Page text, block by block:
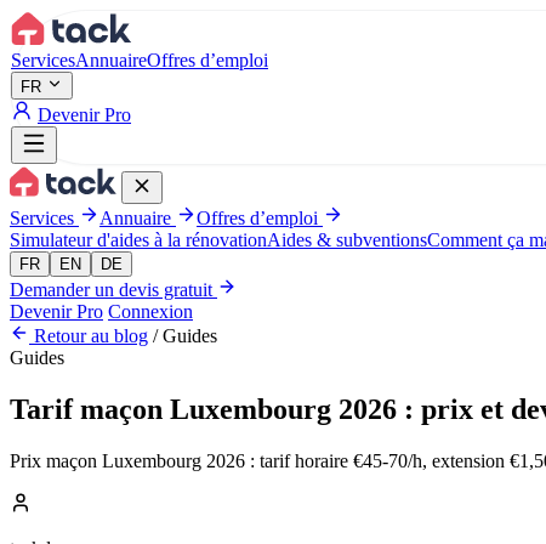
Aller au contenu principal
ServicesAnnuaireOffres d’emploi
FR
Devenir Pro
Services Annuaire
Offres d’emploi
Simulateur d'aides à la rénovationAides & subventionsComment ça
FR EN DE
Demander un devis gratuit
Devenir Pro Connexion
Retour au blog / Guides
Guides
Tarif maçon Luxembourg 2026 : prix et
Prix maçon Luxembourg 2026 : tarif horaire €45-70/h, extension